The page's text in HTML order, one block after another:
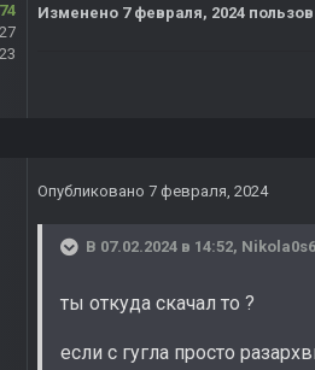
Изменено 7 февраля, 2024
Опубликовано 7 февраля, 2024
В 07.02.2024 в 14:52,
ты откуда скачал то ?
если с гугла просто